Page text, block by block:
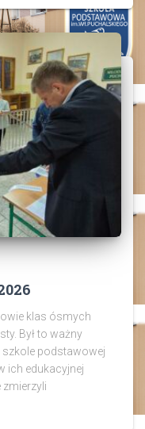
klas ósmych
Był to ważny
podstawowej
ich edukacyjnej